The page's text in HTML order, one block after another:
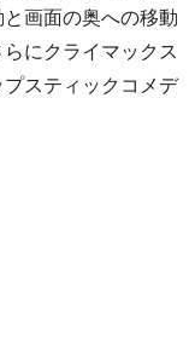
画面の奥への移動
にクライマックス
スティックコメデ